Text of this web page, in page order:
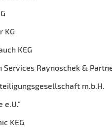
KG
KEG
Raynoschek &
m.b.H.
e.U."
KEG